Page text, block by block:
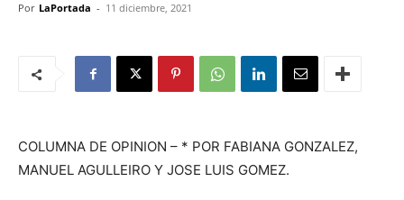
Por LaPortada - 11 diciembre, 2021
COLUMNA DE OPINION – * POR FABIANA GONZALEZ,
MANUEL AGULLEIRO Y JOSE LUIS GOMEZ.